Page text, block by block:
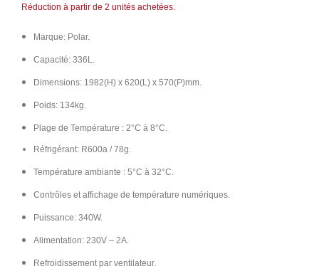
Réduction à partir de 2 unités achetées.
Marque: Polar.
Capacité: 336L.
Dimensions: 1982(H) x 620(L) x 570(P)mm.
Poids: 134kg.
Plage de Température : 2°C à 8°C.
Réfrigérant: R600a / 78g.
Température ambiante : 5°C à 32°C.
Contrôles et affichage de température numériques.
Puissance: 340W.
Alimentation: 230V – 2A.
Refroidissement par ventilateur.